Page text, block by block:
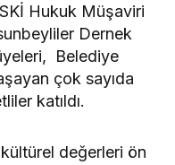
Hukuk Müşaviri
Dernek
Belediye
çok sayıda
katıldı.
değerleri ön